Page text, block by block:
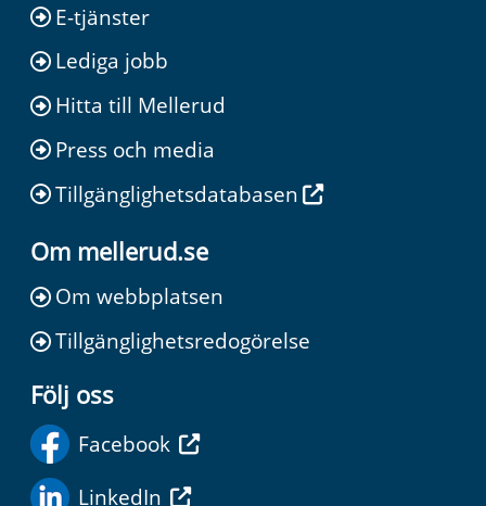
E-tjänster
Lediga jobb
Hitta till Mellerud
Press och media
Tillgänglighetsdatabasen
Om mellerud.se
Om webbplatsen
Tillgänglighetsredogörelse
Följ oss
Facebook
LinkedIn